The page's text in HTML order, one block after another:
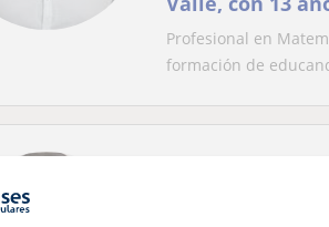
educandos, en
universitaria en
Profesional en
formación de